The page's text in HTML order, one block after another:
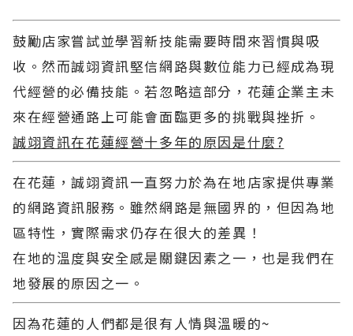
鼓勵店家嘗試並學習新技能需要時間來習慣與吸
收。然而誠翊資訊堅信網路與數位能力已經成為現
代經營的必備技能。若忽略這部分，花蓮企業主未
來在經營通路上可能會面臨更多的挑戰與挫折。
誠翊資訊在花蓮經營十多年的原因是什麼?
在花蓮，誠翊資訊一直努力於為在地店家提供專業
的網路資訊服務。雖然網路是無國界的，但因為地
區特性，實際需求仍存在很大的差異！
在地的溫度與安全感是關鍵因素之一，也是我們在
地發展的原因之一。
因為花蓮的人們都是很有人情與溫暖的~